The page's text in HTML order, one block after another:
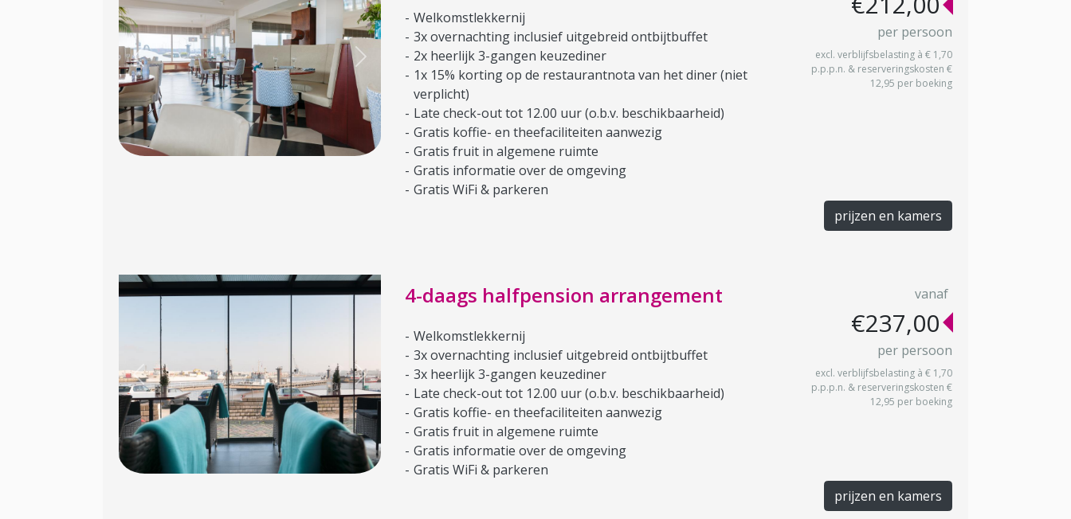
Previous Next
Welkomstlekkernij
3x overnachting inclusief uitgebreid ontbijtbuffet
2x heerlijk 3-gangen keuzediner
1x 15% korting op de restaurantnota van het diner (niet
verplicht)
Late check-out tot 12.00 uur (o.b.v. beschikbaarheid)
Gratis koffie- en theefaciliteiten aanwezig
Gratis fruit in algemene ruimte
Gratis informatie over de omgeving
Gratis WiFi & parkeren
per persoon
excl. verblijfsbelasting à € 1,70
p.p.p.n. & reserveringskosten €
12,95 per boeking
prijzen en kamers
Previous Next
4-daags halfpension arrangement
Welkomstlekkernij
3x overnachting inclusief uitgebreid ontbijtbuffet
3x heerlijk 3-gangen keuzediner
Late check-out tot 12.00 uur (o.b.v. beschikbaarheid)
Gratis koffie- en theefaciliteiten aanwezig
Gratis fruit in algemene ruimte
Gratis informatie over de omgeving
Gratis WiFi & parkeren
vanaf
€237,00
per persoon
excl. verblijfsbelasting à € 1,70
p.p.p.n. & reserveringskosten €
12,95 per boeking
prijzen en kamers